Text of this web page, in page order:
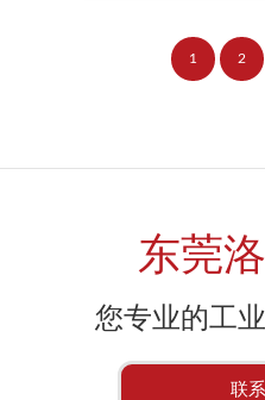
1 2
东莞
您专业的工
联